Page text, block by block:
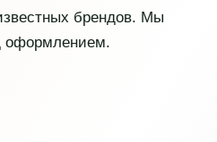
брендов. Мы
оформлением.